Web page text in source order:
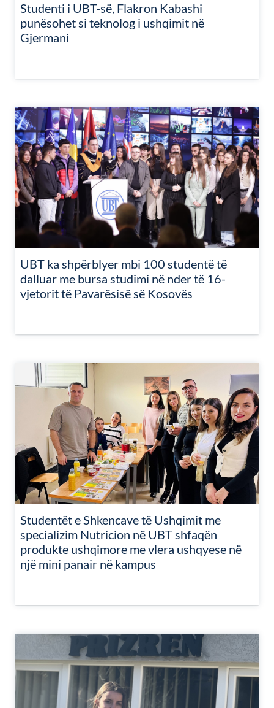
Studenti i UBT-së, Flakron Kabashi
punësohet si teknolog i ushqimit në
Gjermani
UBT ka shpërblyer mbi 100 studentë të
dalluar me bursa studimi në nder të 16-
vjetorit të Pavarësisë së Kosovës
Studentët e Shkencave të Ushqimit me
specializim Nutricion në UBT shfaqën
produkte ushqimore me vlera ushqyese në
një mini panair në kampus